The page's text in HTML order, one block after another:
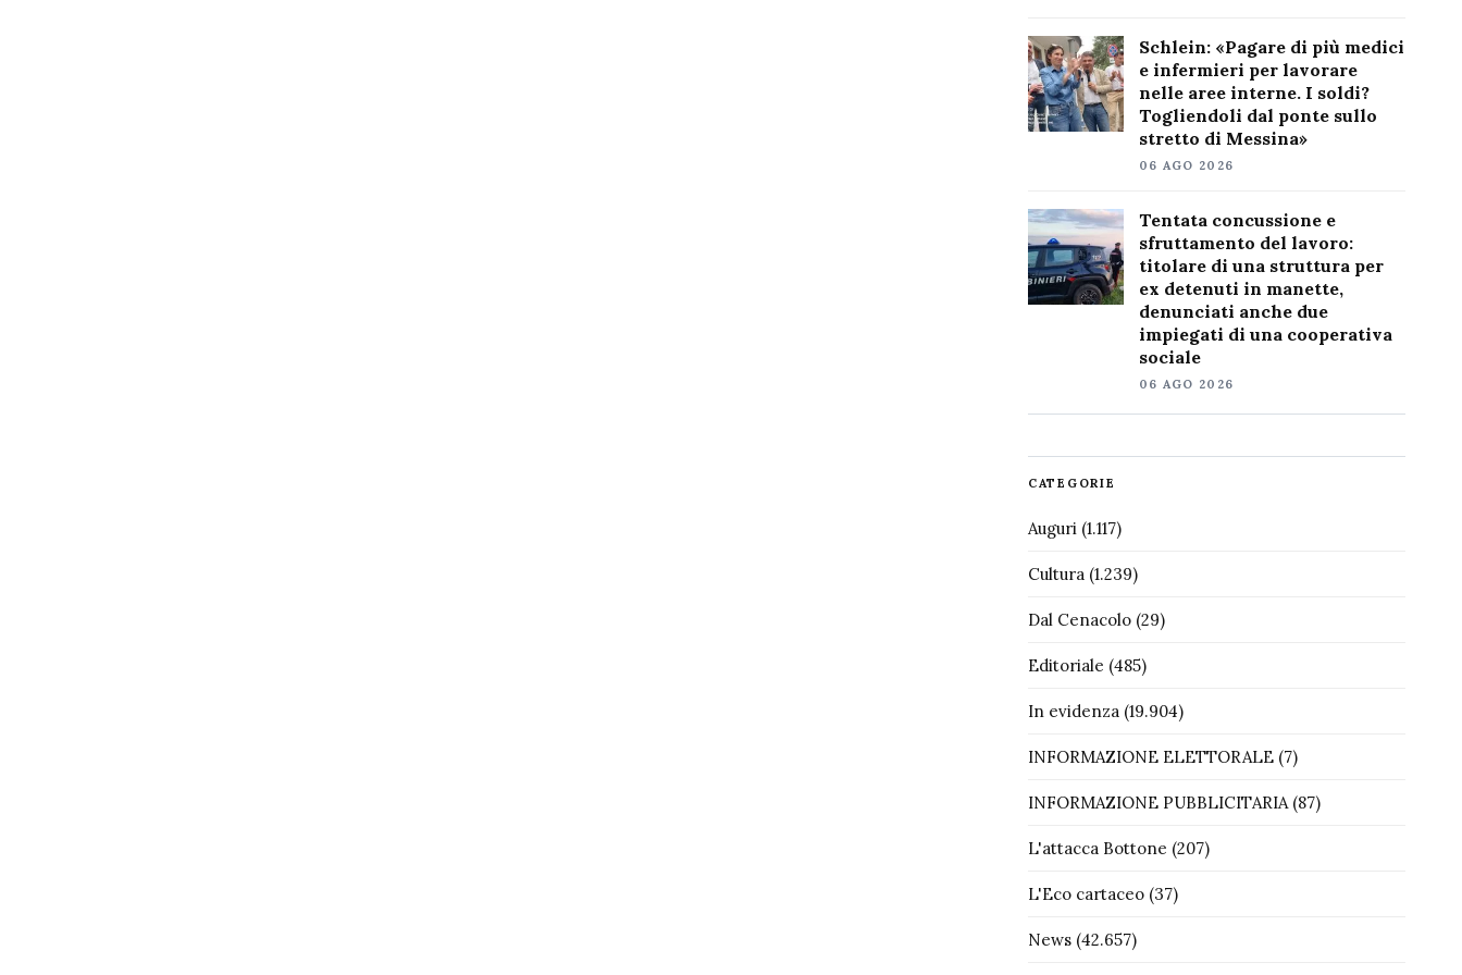
Schlein: «Pagare di più medici
e infermieri per lavorare
nelle aree interne. I soldi?
Togliendoli dal ponte sullo
stretto di Messina»
06 AGO 2026
Tentata concussione e
sfruttamento del lavoro:
titolare di una struttura per
ex detenuti in manette,
denunciati anche due
impiegati di una cooperativa
sociale
06 AGO 2026
CATEGORIE
Auguri(1.117)
Cultura(1.239)
Dal Cenacolo(29)
Editoriale (485)
In evidenza(19.904)
INFORMAZIONE ELETTORALE(7)
INFORMAZIONE PUBBLICITARIA(87)
L'attacca Bottone (207)
L'Eco cartaceo(37)
News(42.657)